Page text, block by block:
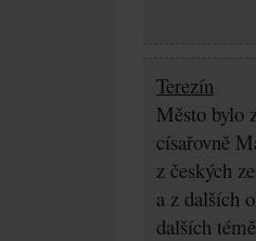
Terezín
Město bylo
císařovně
z českých
a z dalších
dalších